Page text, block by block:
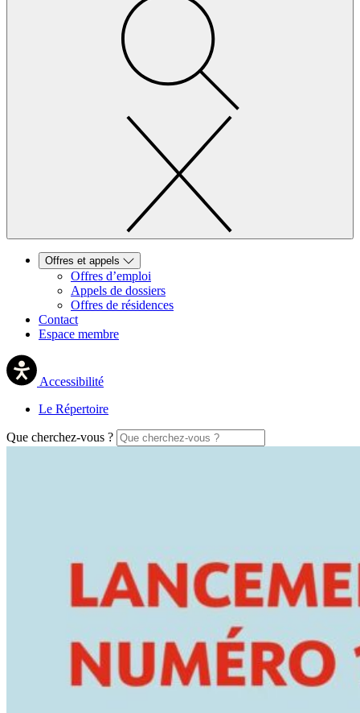
Offres et appels
Offres d’emploi
Appels de dossiers
Offres de résidences
Contact
Espace membre
Accessibilité
Le Répertoire
Que cherchez-vous ?